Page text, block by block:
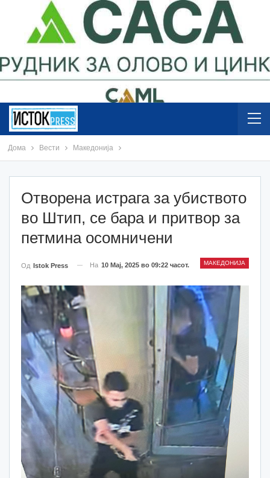
Дома Вести Македонија
Отворена истрага за убиството
во Штип, се бара и притвор за
петмина осомничени
МАКЕДОНИЈА
Од Istok Press На 10 Мај, 2025 во 09:22 часот.